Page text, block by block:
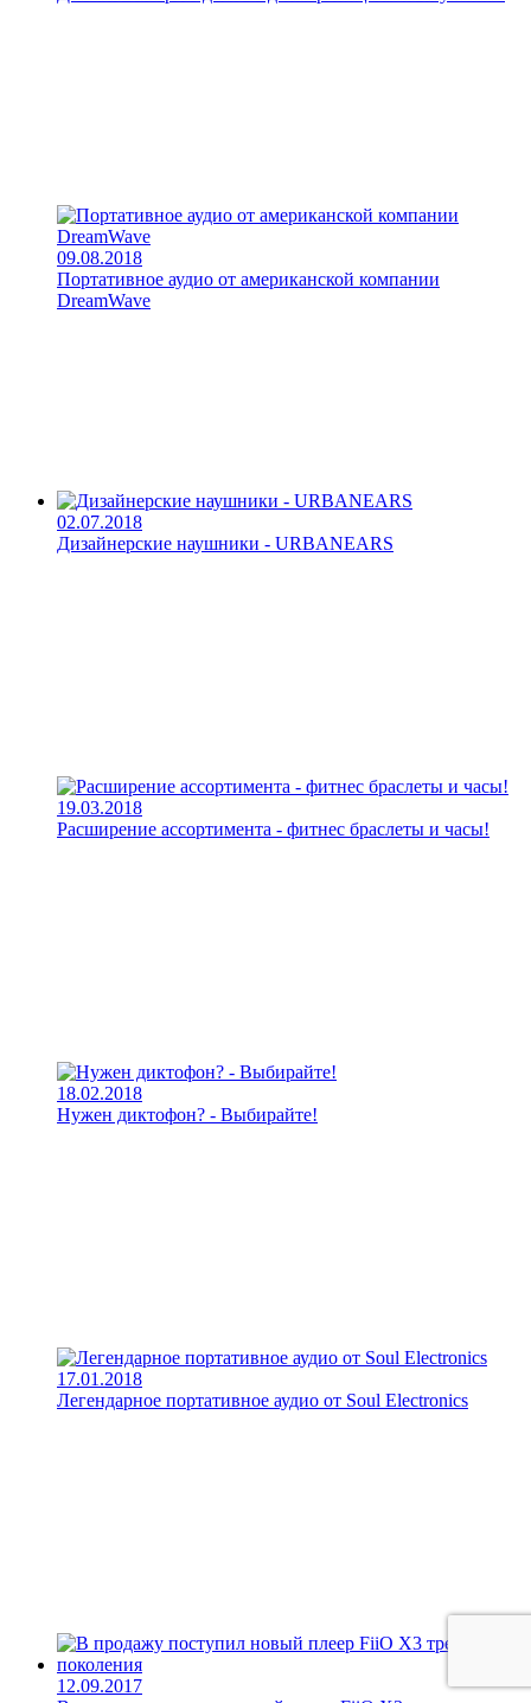
09.08.2018
Портативное аудио от американской компании
DreamWave
02.07.2018
Дизайнерские наушники - URBANEARS
19.03.2018
Расширение ассортимента - фитнес браслеты и часы!
18.02.2018
Нужен диктофон? - Выбирайте!
17.01.2018
Легендарное портативное аудио от Soul Electronics
12.09.2017